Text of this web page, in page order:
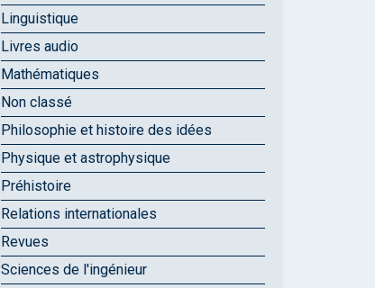
Linguistique
Livres audio
Mathématiques
Non classé
Philosophie et histoire des idées
Physique et astrophysique
Préhistoire
Relations internationales
Revues
Sciences de l'ingénieur